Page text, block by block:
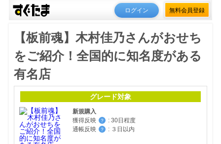
ログイン 無料会員登録
【板前魂】木村佳乃さんがおせち
をご紹介！全国的に知名度がある
有名店
グレード対象
新規購入
獲得反映
？ : 30日程度
通帳反映
？ : ３日以内